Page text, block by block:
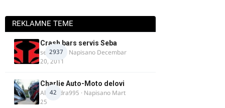
REKLAMNE TEME
2937
Crash bars servis Seba
seba011 · Napisano Decembar
20, 2011
42
Charlie Auto-Moto delovi
Alexandra995 · Napisano Mart
25